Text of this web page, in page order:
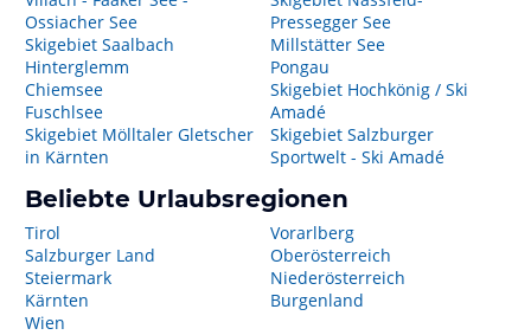
Ossiacher See
Skigebiet Saalbach
Hinterglemm
Chiemsee
Fuschlsee
Skigebiet Mölltaler Gletscher
in Kärnten
Pressegger See
Millstätter See
Pongau
Skigebiet Hochkönig / Ski
Amadé
Skigebiet Salzburger
Sportwelt - Ski Amadé
Beliebte Urlaubsregionen
Tirol
Salzburger Land
Steiermark
Kärnten
Wien
Vorarlberg
Oberösterreich
Niederösterreich
Burgenland